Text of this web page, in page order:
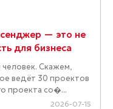
— это не
для бизнеса
Скажем,
ведёт 30 проектов
проекта со�...
2026-07-15